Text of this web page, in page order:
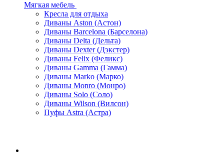
Мягкая мебель
Кресла для отдыха
Диваны Aston (Астон)
Диваны Barcelona (Барселона)
Диваны Delta (Дельта)
Диваны Dexter (Дэкстер)
Диваны Felix (Феликс)
Диваны Gamma (Гамма)
Диваны Marko (Марко)
Диваны Monro (Монро)
Диваны Solo (Соло)
Диваны Wilson (Вилсон)
Пуфы Astra (Астра)